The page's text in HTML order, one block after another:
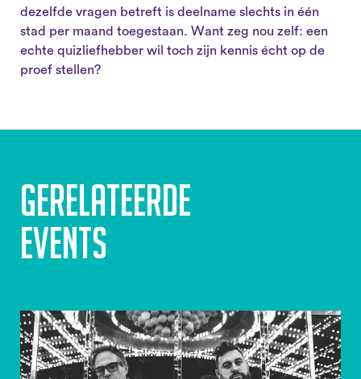
dezelfde vragen betreft is deelname slechts in één
stad per maand toegestaan. Want zeg nou zelf: een
echte quizliefhebber wil toch zijn kennis écht op de
proef stellen?
Gerelateerde
events